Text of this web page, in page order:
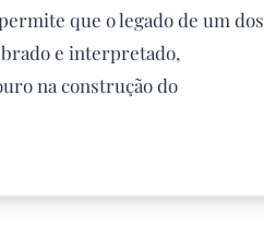
que o legado de um dos
e interpretado,
na construção do